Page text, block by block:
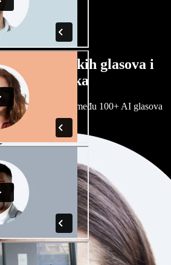
i ženskih glasova i
naglasaka
isto. Birajte među 100+ AI glasova
sebi.